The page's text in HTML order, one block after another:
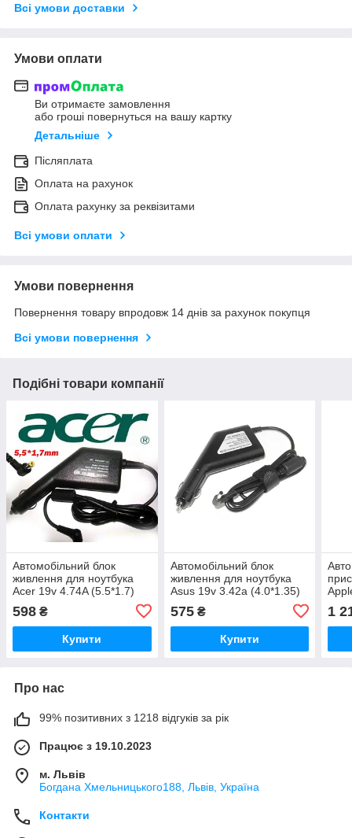
Всі умови доставки
Умови оплати
Ви отримаєте замовлення
або гроші повернуться на вашу картку
Детальніше
Післяплата
Оплата на рахунок
Оплата рахунку за реквізитами
Всі умови оплати
Умови повернення
Повернення товару впродовж 14 днів за рахунок покупця
Всі умови повернення
Подібні товари компанії
Автомобільний блок
живлення для ноутбука
Acer 19v 4.74A (5.5*1.7)
598 ₴
Купити
Автомобільний блок
живлення для ноутбука
Asus 19v 3.42a (4.0*1.35)
575₴
Купити
1
Про нас
99% позитивних з 1218 відгуків за рік
Працює з 19.10.2023
м. Львів
Богдана Хмельницького188, Львів, Україна
Контакти